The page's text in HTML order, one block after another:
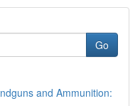
Go
and Ammunition: